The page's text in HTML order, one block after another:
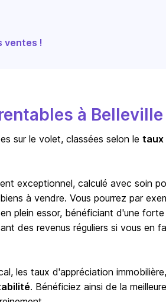
ventes !
à Belleville
sur le volet, classées selon le taux
exceptionnel, calculé avec soin
à vendre. Vous pourrez par
plein essor, bénéficiant d'une forte
des revenus réguliers si vous en
les taux d'appréciation
. Bénéficiez ainsi de la meilleure